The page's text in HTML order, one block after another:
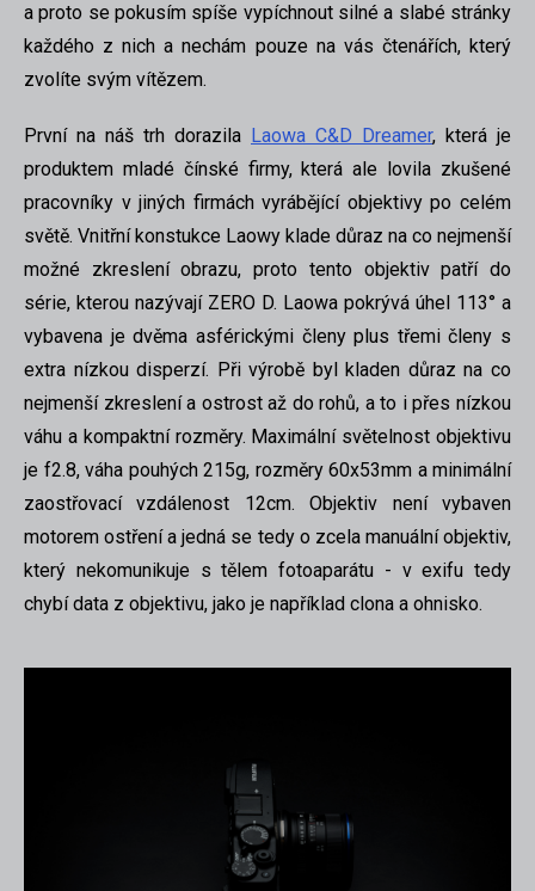
a proto se pokusím spíše vypíchnout silné a slabé stránky
každého z nich a nechám pouze na vás čtenářích, který
zvolíte svým vítězem.
První na náš trh dorazila Laowa C&D Dreamer, která je
produktem mladé čínské firmy, která ale lovila zkušené
pracovníky v jiných firmách vyrábějící objektivy po celém
světě. Vnitřní konstukce Laowy klade důraz na co nejmenší
možné zkreslení obrazu, proto tento objektiv patří do
série, kterou nazývají ZERO D. Laowa pokrývá úhel 113° a
vybavena je dvěma asférickými členy plus třemi členy s
extra nízkou disperzí. Při výrobě byl kladen důraz na co
nejmenší zkreslení a ostrost až do rohů, a to i přes nízkou
váhu a kompaktní rozměry. Maximální světelnost objektivu
je f2.8, váha pouhých 215g, rozměry 60x53mm a minimální
zaostřovací vzdálenost 12cm. Objektiv není vybaven
motorem ostření a jedná se tedy o zcela manuální objektiv,
který nekomunikuje s tělem fotoaparátu - v exifu tedy
chybí data z objektivu, jako je například clona a ohnisko.